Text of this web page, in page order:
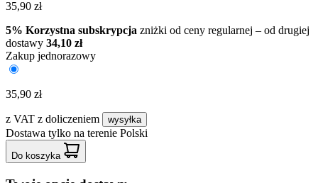
35,90 zł
5% Korzystna subskrypcja zniżki od ceny regularnej – od drugiej
dostawy 34,10 zł
Zakup jednorazowy
35,90 zł
z VAT z doliczeniem wysyłka
Dostawa tylko na terenie Polski
Do koszyka